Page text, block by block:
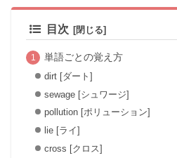
目次
単語ごとの覚え方
dirt [ダート]
sewage [シュワージ]
pollution [ポリューション]
lie [ライ]
cross [クロス]